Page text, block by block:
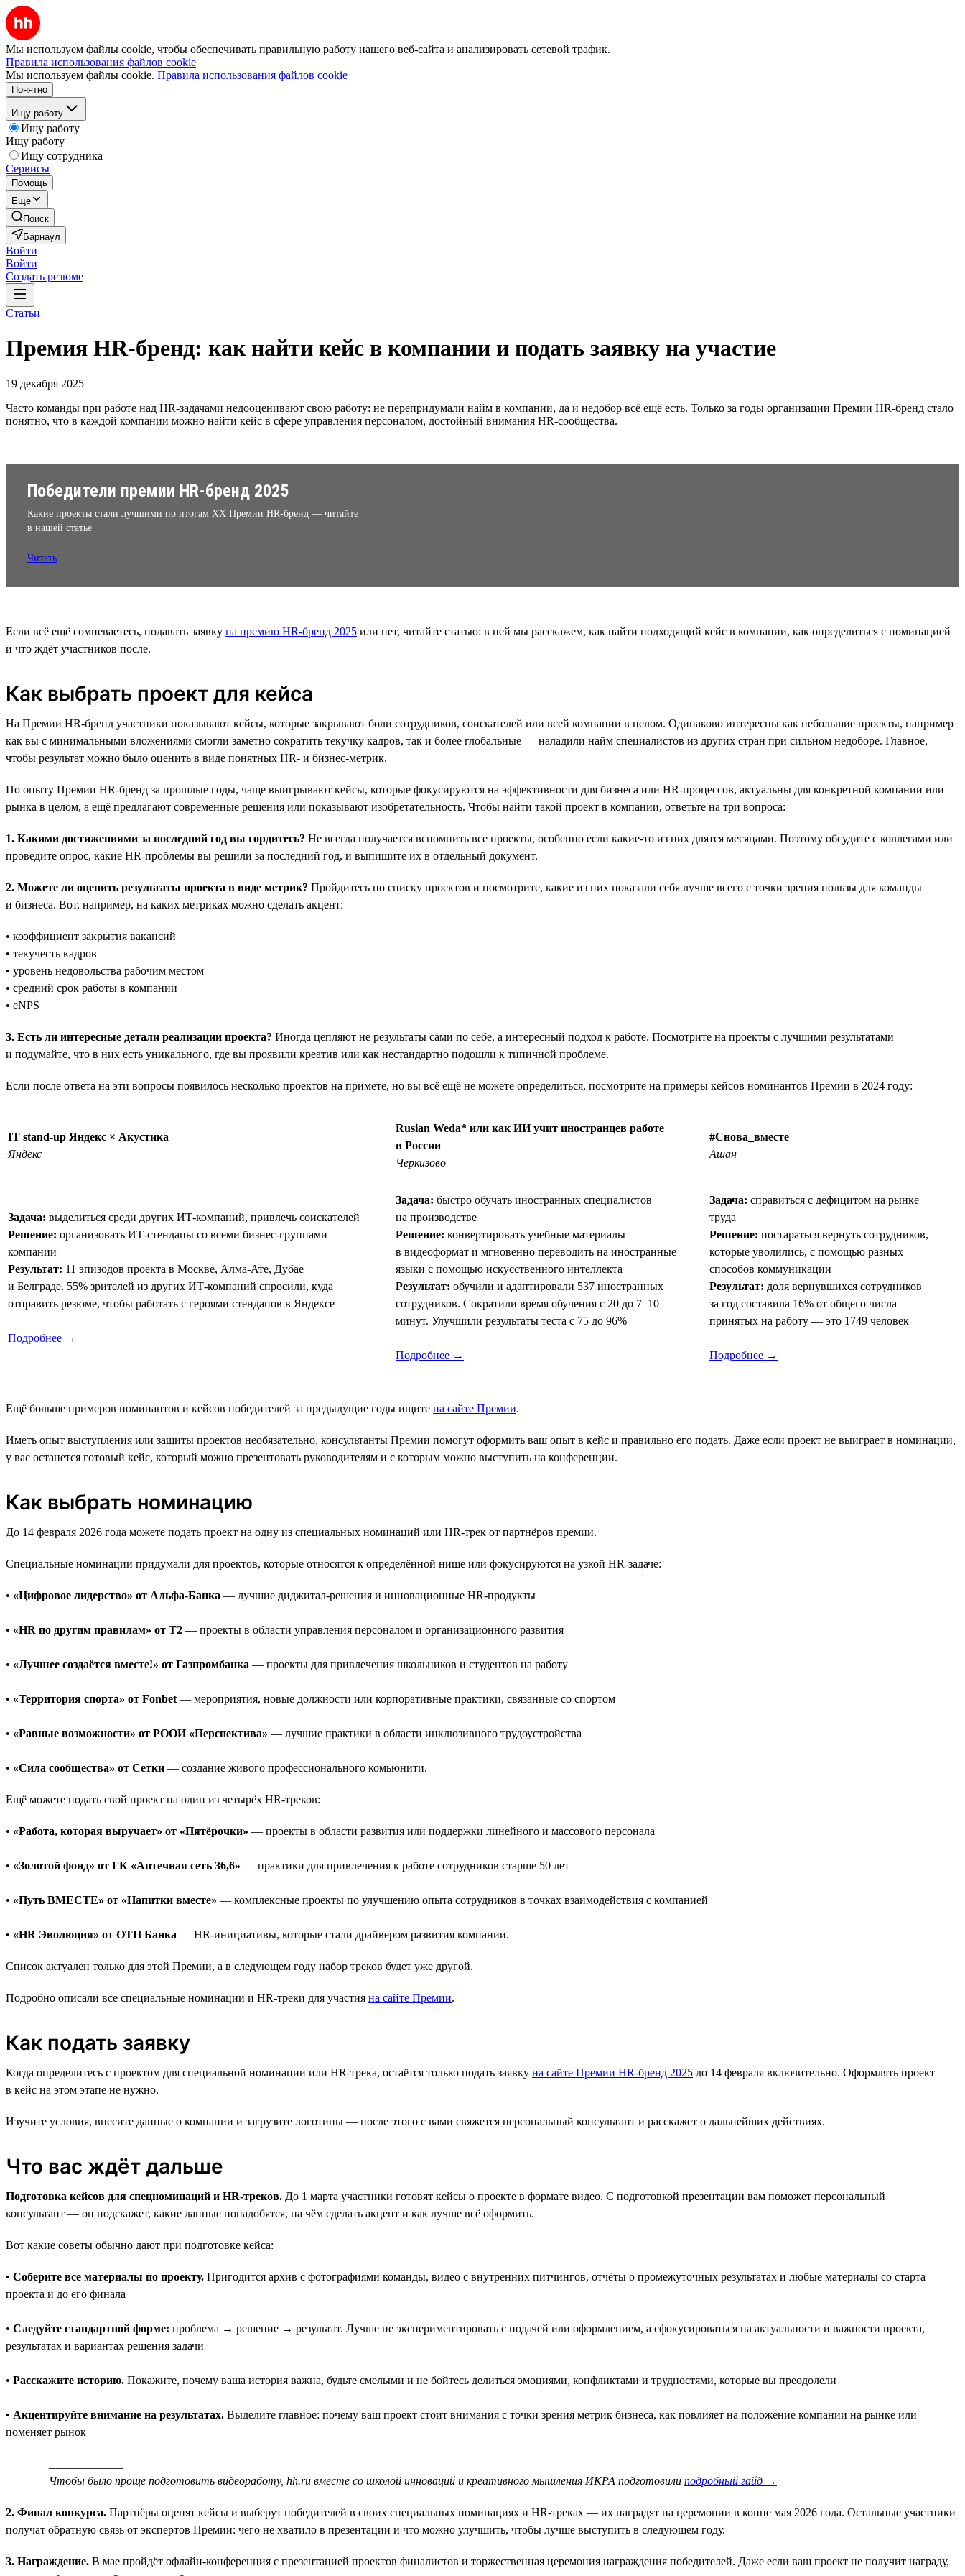
Мы используем файлы cookie, чтобы обеспечивать правильную работу нашего веб-сайта и анализировать сетевой трафик.
Правила использования файлов cookie
Мы используем файлы cookie. Правила использования файлов cookie
Понятно
Ищу работу
Ищу работу
Ищу работу
Ищу сотрудника
Сервисы
Помощь
Ещё
Поиск
Барнаул
Войти
Войти
Создать резюме
Статьи
Премия HR-бренд: как найти кейс в компании и подать заявку на участие
19 декабря 2025
Часто команды при работе над HR-задачами недооценивают свою работу: не перепридумали найм в компании, да и недобор всё ещё есть. Только за годы организации Премии HR-бренд стало
понятно, что в каждой компании можно найти кейс в сфере управления персоналом, достойный внимания HR-сообщества.
Победители премии HR-бренд 2025
Какие проекты стали лучшими по итогам XX Премии HR-бренд — читайте
в нашей статье
Читать
Если всё ещё сомневаетесь, подавать заявку на премию HR-бренд 2025 или нет, читайте статью: в ней мы расскажем, как найти подходящий кейс в компании, как определиться с номинацией
и что ждёт участников после.
Как выбрать проект для кейса
На Премии HR-бренд участники показывают кейсы, которые закрывают боли сотрудников, соискателей или всей компании в целом. Одинаково интересны как небольшие проекты, например
как вы с минимальными вложениями смогли заметно сократить текучку кадров, так и более глобальные — наладили найм специалистов из других стран при сильном недоборе. Главное,
чтобы результат можно было оценить в виде понятных HR- и бизнес-метрик.
По опыту Премии HR-бренд за прошлые годы, чаще выигрывают кейсы, которые фокусируются на эффективности для бизнеса или HR-процессов, актуальны для конкретной компании или
рынка в целом, а ещё предлагают современные решения или показывают изобретательность. Чтобы найти такой проект в компании, ответьте на три вопроса:
1. Какими достижениями за последний год вы гордитесь? Не всегда получается вспомнить все проекты, особенно если какие-то из них длятся месяцами. Поэтому обсудите с коллегами или
проведите опрос, какие HR-проблемы вы решили за последний год, и выпишите их в отдельный документ.
2. Можете ли оценить результаты проекта в виде метрик? Пройдитесь по списку проектов и посмотрите, какие из них показали себя лучше всего с точки зрения пользы для команды
и бизнеса. Вот, например, на каких метриках можно сделать акцент:
• коэффициент закрытия вакансий
• текучесть кадров
• уровень недовольства рабочим местом
• средний срок работы в компании
• eNPS
3. Есть ли интересные детали реализации проекта? Иногда цепляют не результаты сами по себе, а интересный подход к работе. Посмотрите на проекты с лучшими результатами
и подумайте, что в них есть уникального, где вы проявили креатив или как нестандартно подошли к типичной проблеме.
Если после ответа на эти вопросы появилось несколько проектов на примете, но вы всё ещё не можете определиться, посмотрите на примеры кейсов номинантов Премии в 2024 году:
IT stand-up Яндекс × Акустика
Яндекс
Rusian Weda* или как ИИ учит иностранцев работе
в России
Черкизово
#Снова_вместе
Ашан
Задача: выделиться среди других ИТ-компаний, привлечь соискателей
Решение: организовать ИТ-стендапы со всеми бизнес-группами
компании
Результат: 11 эпизодов проекта в Москве, Алма-Ате, Дубае
и Белграде. 55% зрителей из других ИТ-компаний спросили, куда
отправить резюме, чтобы работать с героями стендапов в Яндексе
Подробнее →
Задача: быстро обучать иностранных специалистов
на производстве
Решение: конвертировать учебные материалы
в видеоформат и мгновенно переводить на иностранные
языки с помощью искусственного интеллекта
Результат: обучили и адаптировали 537 иностранных
сотрудников. Сократили время обучения с 20 до 7–10
минут. Улучшили результаты теста с 75 до 96%
Подробнее →
Задача: справиться с дефицитом на рынке
труда
Решение: постараться вернуть сотрудников,
которые уволились, с помощью разных
способов коммуникации
Результат: доля вернувшихся сотрудников
за год составила 16% от общего числа
принятых на работу — это 1749 человек
Подробнее →
Ещё больше примеров номинантов и кейсов победителей за предыдущие годы ищите на сайте Премии.
Иметь опыт выступления или защиты проектов необязательно, консультанты Премии помогут оформить ваш опыт в кейс и правильно его подать. Даже если проект не выиграет в номинации,
у вас останется готовый кейс, который можно презентовать руководителям и с которым можно выступить на конференции.
Как выбрать номинацию
До 14 февраля 2026 года можете подать проект на одну из специальных номинаций или HR-трек от партнёров премии.
Специальные номинации придумали для проектов, которые относятся к определённой нише или фокусируются на узкой HR-задаче:
• «Цифровое лидерство» от Альфа-Банка — лучшие диджитал-решения и инновационные HR-продукты
• «HR по другим правилам» от T2 — проекты в области управления персоналом и организационного развития
• «Лучшее создаётся вместе!» от Газпромбанка — проекты для привлечения школьников и студентов на работу
• «Территория спорта» от Fonbet — мероприятия, новые должности или корпоративные практики, связанные со спортом
• «Равные возможности» от РООИ «Перспектива» — лучшие практики в области инклюзивного трудоустройства
• «Сила сообщества» от Сетки — создание живого профессионального комьюнити.
Ещё можете подать свой проект на один из четырёх HR-треков:
• «Работа, которая выручает» от «Пятёрочки» — проекты в области развития или поддержки линейного и массового персонала
• «Золотой фонд» от ГК «Аптечная сеть 36,6» — практики для привлечения к работе сотрудников старше 50 лет
• «Путь ВМЕСТЕ» от «Напитки вместе» — комплексные проекты по улучшению опыта сотрудников в точках взаимодействия с компанией
• «HR Эволюция» от ОТП Банка — HR-инициативы, которые стали драйвером развития компании.
Список актуален только для этой Премии, а в следующем году набор треков будет уже другой.
Подробно описали все специальные номинации и HR-треки для участия на сайте Премии.
Как подать заявку
Когда определитесь с проектом для специальной номинации или HR-трека, остаётся только подать заявку на сайте Премии HR-бренд 2025 до 14 февраля включительно. Оформлять проект
в кейс на этом этапе не нужно.
Изучите условия, внесите данные о компании и загрузите логотипы — после этого с вами свяжется персональный консультант и расскажет о дальнейших действиях.
Что вас ждёт дальше
Подготовка кейсов для спецноминаций и HR-треков. До 1 марта участники готовят кейсы о проекте в формате видео. С подготовкой презентации вам поможет персональный
консультант — он подскажет, какие данные понадобятся, на чём сделать акцент и как лучше всё оформить.
Вот какие советы обычно дают при подготовке кейса:
• Соберите все материалы по проекту. Пригодится архив с фотографиями команды, видео с внутренних питчингов, отчёты о промежуточных результатах и любые материалы со старта
проекта и до его финала
• Следуйте стандартной форме: проблема → решение → результат. Лучше не экспериментировать с подачей или оформлением, а сфокусироваться на актуальности и важности проекта,
результатах и вариантах решения задачи
• Расскажите историю. Покажите, почему ваша история важна, будьте смелыми и не бойтесь делиться эмоциями, конфликтами и трудностями, которые вы преодолели
• Акцентируйте внимание на результатах. Выделите главное: почему ваш проект стоит внимания с точки зрения метрик бизнеса, как повлияет на положение компании на рынке или
поменяет рынок
Чтобы было проще подготовить видеоработу, hh.ru вместе со школой инноваций и креативного мышления ИКРА подготовили подробный гайд →
2. Финал конкурса. Партнёры оценят кейсы и выберут победителей в своих специальных номинациях и HR-треках — их наградят на церемонии в конце мая 2026 года. Остальные участники
получат обратную связь от экспертов Премии: чего не хватило в презентации и что можно улучшить, чтобы лучше выступить в следующем году.
3. Награждение. В мае пройдёт офлайн-конференция с презентацией проектов финалистов и торжественная церемония награждения победителей. Даже если ваш проект не получит награду,